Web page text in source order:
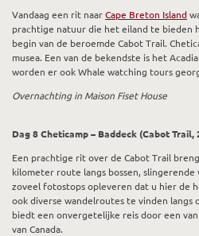
Vandaag een rit naarCape Breton Island
prachtige natuur die het eiland te bieden
begin van de beroemde Cabot Trail.
musea. Een van de bekendste is het
worden er ook Whale watching tours
Overnachting in Maison Fiset House
Dag 8 Cheticamp – Baddeck (Cabot Trail,
Een prachtige rit over de Cabot Trail
kilometer route langs bossen,
zoveel fotostops opleveren dat u hier de
ook diverse wandelroutes te vinden langs
biedt een onvergetelijke reis door een
van Canada.